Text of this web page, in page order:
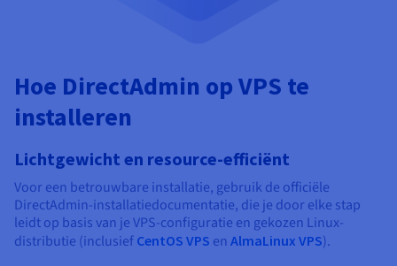
Hoe DirectAdmin op VPS te
installeren
Lichtgewicht en resource-efficiënt
Voor een betrouwbare installatie, gebruik de officiële
DirectAdmin-installatiedocumentatie, die je door elke stap
leidt op basis van je VPS-configuratie en gekozen Linux-
distributie (inclusief CentOS VPS en AlmaLinux VPS).